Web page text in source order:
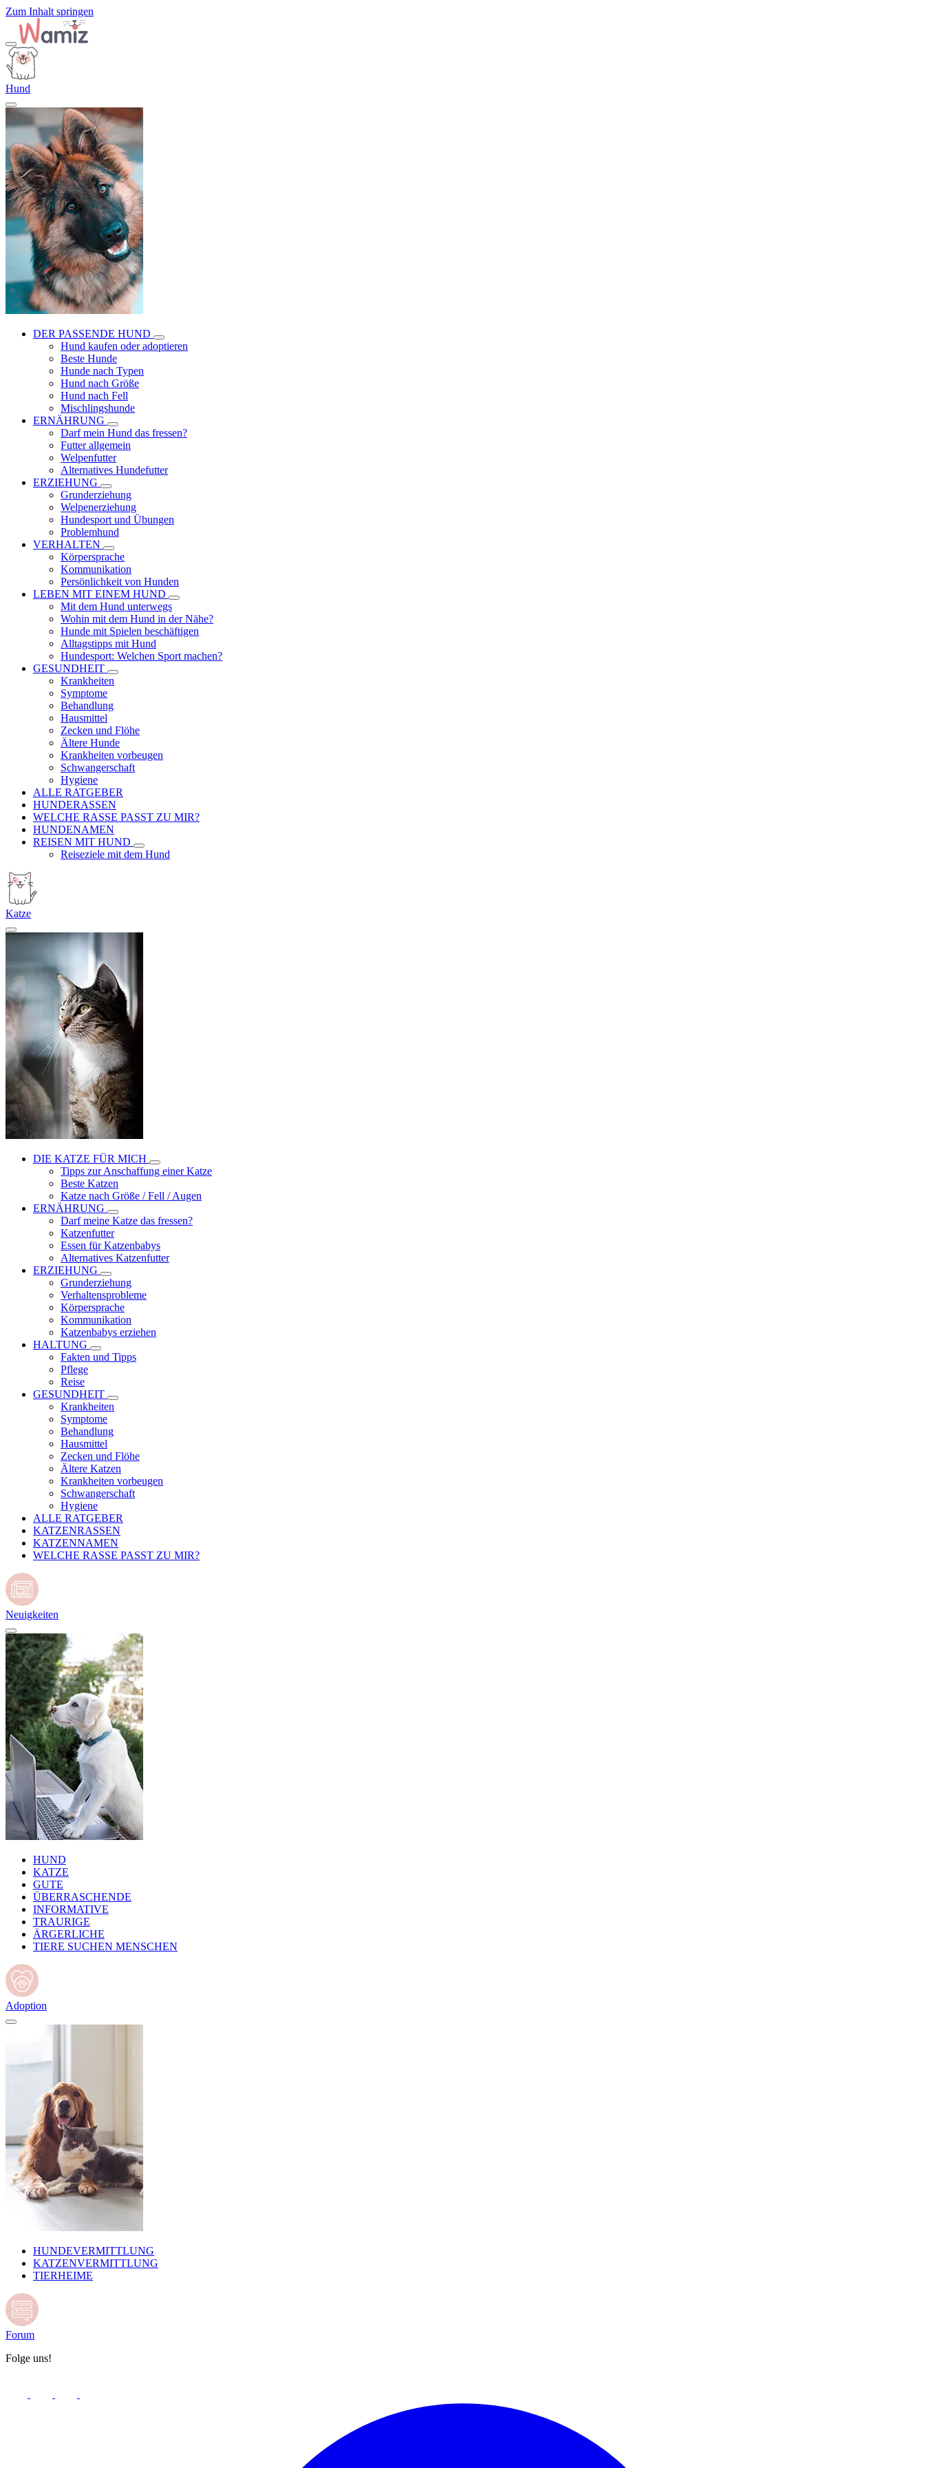
Zum Inhalt springen
Hund
DER PASSENDE HUND
Hund kaufen oder adoptieren
Beste Hunde
Hunde nach Typen
Hund nach Größe
Hund nach Fell
Mischlingshunde
ERNÄHRUNG
Darf mein Hund das fressen?
Futter allgemein
Welpenfutter
Alternatives Hundefutter
ERZIEHUNG
Grunderziehung
Welpenerziehung
Hundesport und Übungen
Problemhund
VERHALTEN
Körpersprache
Kommunikation
Persönlichkeit von Hunden
LEBEN MIT EINEM HUND
Mit dem Hund unterwegs
Wohin mit dem Hund in der Nähe?
Hunde mit Spielen beschäftigen
Alltagstipps mit Hund
Hundesport: Welchen Sport machen?
GESUNDHEIT
Krankheiten
Symptome
Behandlung
Hausmittel
Zecken und Flöhe
Ältere Hunde
Krankheiten vorbeugen
Schwangerschaft
Hygiene
ALLE RATGEBER
HUNDERASSEN
WELCHE RASSE PASST ZU MIR?
HUNDENAMEN
REISEN MIT HUND
Reiseziele mit dem Hund
Katze
DIE KATZE FÜR MICH
Tipps zur Anschaffung einer Katze
Beste Katzen
Katze nach Größe / Fell / Augen
ERNÄHRUNG
Darf meine Katze das fressen?
Katzenfutter
Essen für Katzenbabys
Alternatives Katzenfutter
ERZIEHUNG
Grunderziehung
Verhaltensprobleme
Körpersprache
Kommunikation
Katzenbabys erziehen
HALTUNG
Fakten und Tipps
Pflege
Reise
GESUNDHEIT
Krankheiten
Symptome
Behandlung
Hausmittel
Zecken und Flöhe
Ältere Katzen
Krankheiten vorbeugen
Schwangerschaft
Hygiene
ALLE RATGEBER
KATZENRASSEN
KATZENNAMEN
WELCHE RASSE PASST ZU MIR?
Neuigkeiten
HUND
KATZE
GUTE
ÜBERRASCHENDE
INFORMATIVE
TRAURIGE
ÄRGERLICHE
TIERE SUCHEN MENSCHEN
Adoption
HUNDEVERMITTLUNG
KATZENVERMITTLUNG
TIERHEIME
Forum
Folge uns!